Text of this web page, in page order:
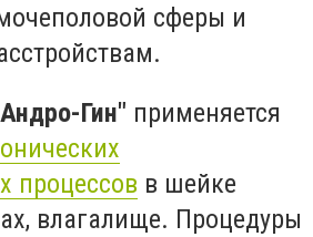
сферы и
Гин" применяется
процессов в шейке
влагалище. Процедуры